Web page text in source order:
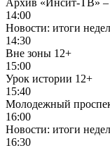
14:00
Новости: итоги
14:30
Вне зоны 12+
15:00
Урок истории 12+
15:40
Молодежный
16:00
Новости: итоги
16:30